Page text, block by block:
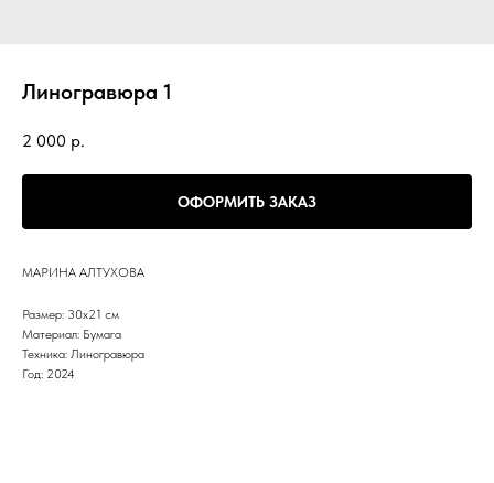
Линогравюра 1
2 000 р.
ОФОРМИТЬ ЗАКАЗ
МАРИНА АЛТУХОВА
Размер: 30х21 см
Материал: Бумага
Техника: Линогравюра
Год: 2024